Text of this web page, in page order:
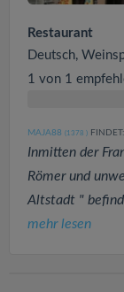
Restaurant
Deutsch,
1 von 1
MAJA88 (1378 ) FINDET:
Inmitten der
Römer und
Altstadt "
mehr lesen